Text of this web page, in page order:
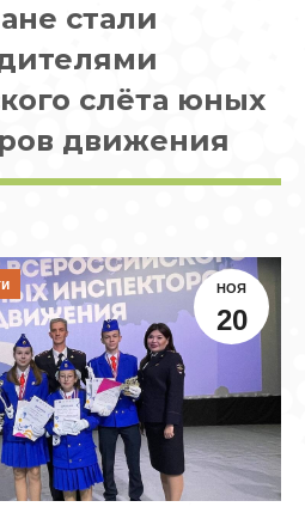
стали
слёта юных
движения
НОЯ
20